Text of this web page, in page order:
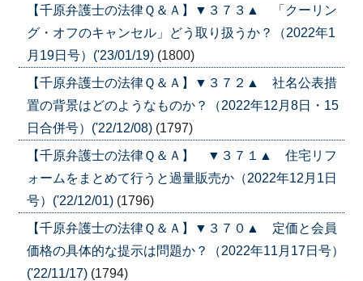
【千原弁護士の法律Ｑ＆Ａ】▼３７３▲ 「クーリン
グ・オフのキャンセル」どう取り扱うか？（2022年1
月19日号）('23/01/19) (1800)
【千原弁護士の法律Ｑ＆Ａ】▼３７２▲ 社名公表措
置の背景はどのようなものか？（2022年12月8日・15
日合併号）('22/12/08) (1797)
【千原弁護士の法律Ｑ＆Ａ】 ▼３７１▲ 住宅リフ
ォームをまとめて行うと過量販売か（2022年12月1日
号）('22/12/01) (1796)
【千原弁護士の法律Ｑ＆Ａ】▼３７０▲ 定価と会員
価格の具体的な提示は問題か？（2022年11月17日号）
('22/11/17) (1794)